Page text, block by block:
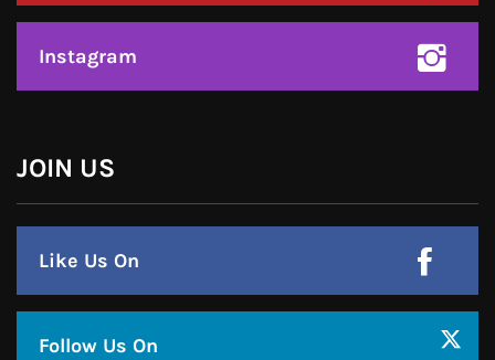
Instagram
JOIN US
Like Us On
Follow Us On